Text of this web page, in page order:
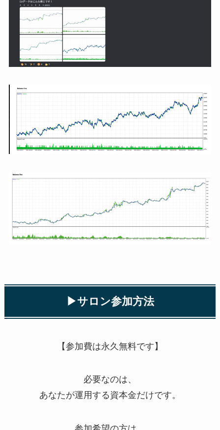
▶︎サロン参加方法
【参加費は永久無料です】
必要なのは、
あなたが運用する資本金だけです。